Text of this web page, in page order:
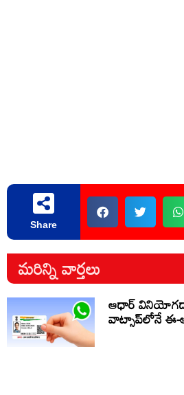
Share
మరిన్ని వార్తలు
ఆధార్
వాట్సాప్‌లోనే